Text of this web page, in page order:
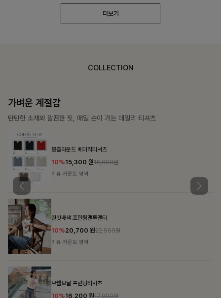
더보기
COLLECTION
가장 쉬운 코디
특별한 날부터 일상까지 함께하는 룩